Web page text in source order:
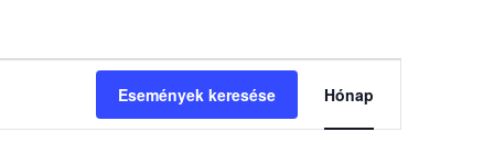
Események keresése
Esemény
nézet
navigáció
Hónap